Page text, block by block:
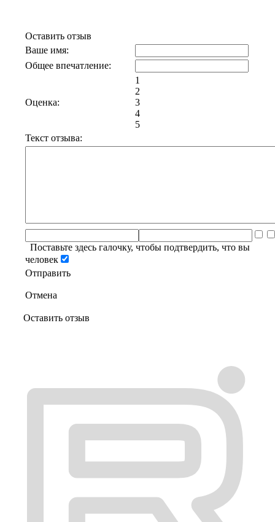
Оставить отзыв
Ваше имя:
Общее впечатление:
Оценка:
1
2
3
4
5
Текст отзыва:
Поставьте здесь галочку, чтобы подтвердить, что вы
человек
Отправить
Отмена
Оставить отзыв